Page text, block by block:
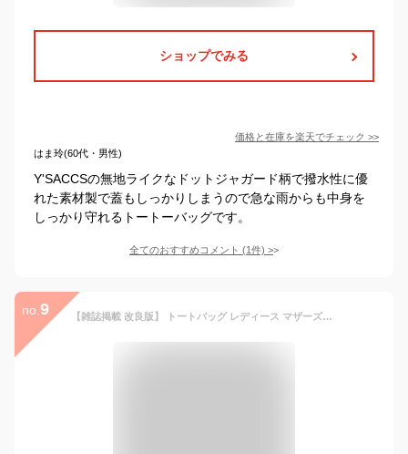
ショップでみる
価格と在庫を楽天でチェック >>
はま玲(60代・男性)
Y'SACCSの無地ライクなドットジャガード柄で撥水性に優
れた素材製で蓋もしっかりしまうので急な雨からも中身を
しっかり守れるトートーバッグです。
全てのおすすめコメント (1件) >
no. 9 【雑誌掲載 改良版】 トートバッグ レディース マザーズバッグ a4 ショルダー 大きめ ナイロン 軽い 斜め掛け カジュアル ジム 無地 おしゃれ かわいい シンプル 黒 トート バッグ レディースバッグ ナイロンバッグ